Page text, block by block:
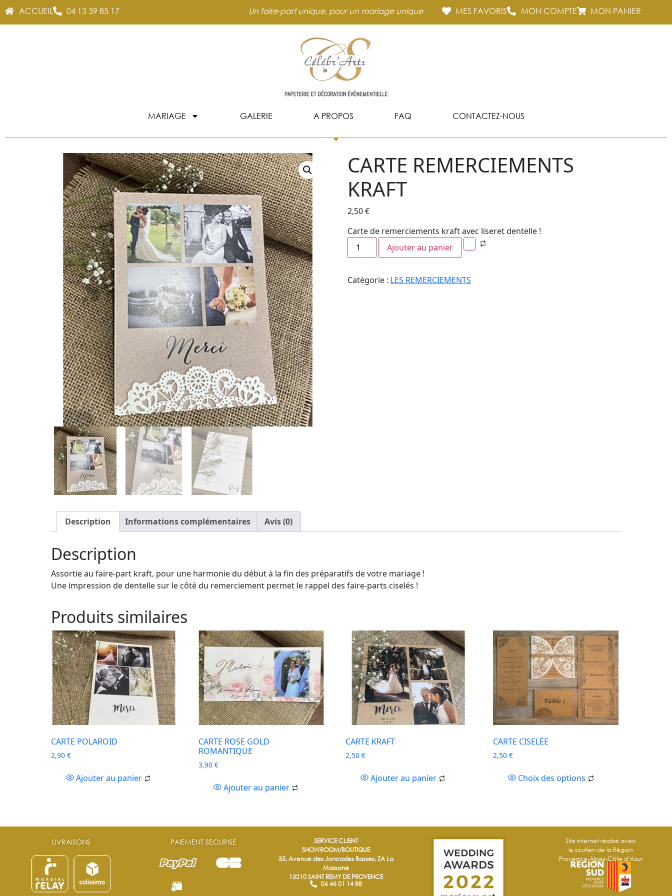
ACCUEIL 04 13 39 85 17 Un faire-part unique, pour un mariage unique MES FAVORIS MON COMPTE MON PANIER
MARIAGE GALERIE A PROPOS FAQ CONTACTEZ-NOUS
CARTE REMERCIEMENTS
KRAFT
2,50€
Carte de remerciements kraft avec liseret dentelle !
Ajouter au panier
Catégorie : LES REMERCIEMENTS
Description Informations complémentaires Avis (0)
Description
Assortie au faire-part kraft, pour une harmonie du début à la fin des préparatifs de votre mariage !
Une impression de dentelle sur le côté du remerciement permet le rappel des faire-parts ciselés !
Produits similaires
CARTE POLAROID
2,90 €
Ajouter au panier
CARTE ROSE GOLD
ROMANTIQUE
3,90 €
Ajouter au panier
CARTE KRAFT
2,50€
Ajouter au panier
CARTE CISELÉE
2,50€
Choix des options
LIVRAISONS PAIEMENT SECURISE
SERVICE CLIENT
SHOWROOM/BOUTIQUE
33, Avenue des Joncades Basses, ZA La
Massane
13210 SAINT REMY DE PROVENCE
06 46 01 14 88
Site internet réalisé avec
le soutien de la Région
Provence-Alpes-Côte d’Azur